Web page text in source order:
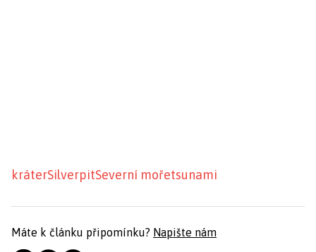
kráterSilverpitSeverní mořetsunami
Máte k článku připomínku? Napište nám